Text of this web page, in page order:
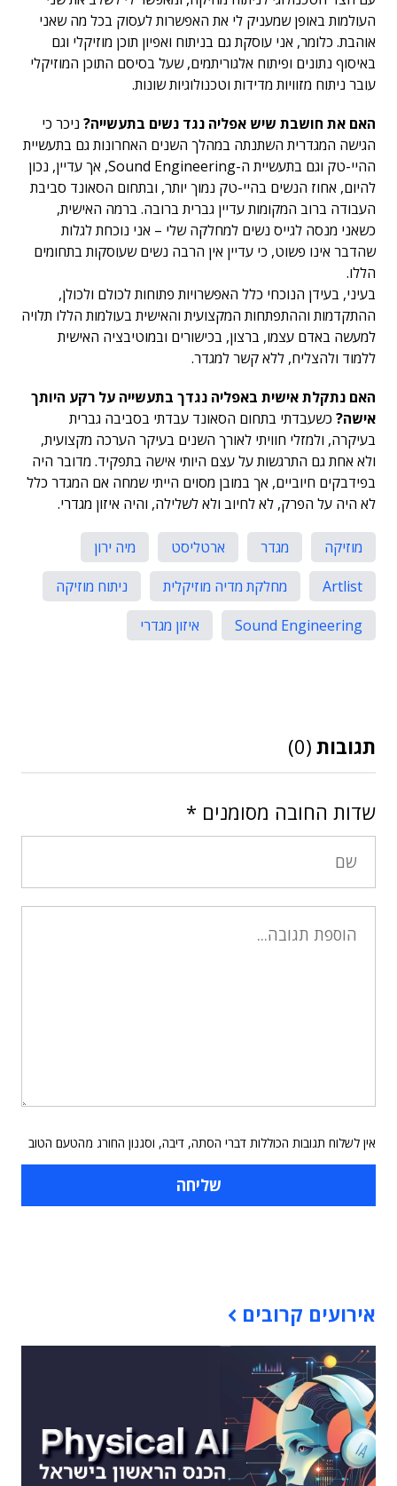
העולמות באופן שמעניק לי את האפשרות לעסוק בכל מה שאני
אוהבת. כלומר, אני עוסקת גם בניתוח ואפיון תוכן מוזיקלי וגם
באיסוף נתונים ופיתוח אלגוריתמים, שעל בסיסם התוכן המוזיקלי
עובר ניתוח מזוויות מדידות וטכנולוגיות שונות.
האם את חושבת שיש אפליה נגד נשים בתעשייה? ניכר כי
הגישה המגדרית השתנתה במהלך השנים האחרונות גם בתעשיית
ההיי-טק וגם בתעשיית ה-Sound Engineering, אך עדיין, נכון
להיום, אחוז הנשים בהיי-טק נמוך יותר, ובתחום הסאונד סביבת
העבודה ברוב המקומות עדיין גברית ברובה. ברמה האישית,
כשאני מנסה לגייס נשים למחלקה שלי – אני נוכחת לגלות
שהדבר אינו פשוט, כי עדיין אין הרבה נשים שעוסקות בתחומים
הללו.
בעיני, בעידן הנוכחי כלל האפשרויות פתוחות לכולם ולכולן,
ההתקדמות וההתפתחות המקצועית והאישית בעולמות הללו תלויה
למעשה באדם עצמו, ברצון, בכישורים ובמוטיבציה האישית
ללמוד ולהצליח, ללא קשר למגדר.
האם נתקלת אישית באפליה נגדך בתעשייה על רקע היותך
אישה? כשעבדתי בתחום הסאונד עבדתי בסביבה גברית
בעיקרה, ולמזלי חוויתי לאורך השנים בעיקר הערכה מקצועית,
ולא אחת גם התרגשות על עצם היותי אישה בתפקיד. מדובר היה
בפידבקים חיוביים, אך במובן מסוים הייתי שמחה אם המגדר כלל
לא היה על הפרק, לא לחיוב ולא לשלילה, והיה איזון מגדרי.
מוזיקה מגדר ארטליסט
מיה ירון
Artlist
מחלקת מדיה מוזיקלית
ניתוח מוזיקה
Sound Engineering
איזון מגדרי
תגובות (0)
שדות החובה מסומנים *
אין לשלוח תגובות הכוללות דברי הסתה, דיבה, וסגנון החורג מהטעם הטוב
אירועים קרובים